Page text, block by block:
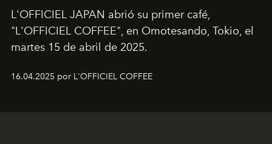
L'OFFICIEL JAPAN abrió su primer café,
"L'OFFICIEL COFFEE", en Omotesando, Tokio, el
martes 15 de abril de 2025.
16.04.2025 por L'OFFICIEL COFFEE